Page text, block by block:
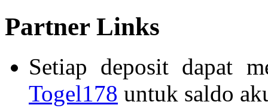
Partner Links
Setiap deposit dapat
Togel178 untuk saldo